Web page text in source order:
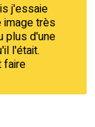
j'essaie
image très
plus d'une
l'était.
faire